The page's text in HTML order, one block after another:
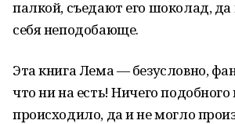
палкой, съедают его шоколад, да
себя неподобающе.
Эта книга Лема — безусловно,
что ни на есть! Ничего подобного
происходило, да и не могло